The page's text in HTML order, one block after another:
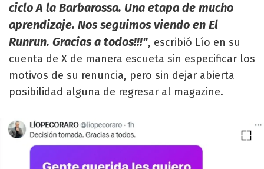
ciclo A la Barbarossa. Una etapa de mucho
aprendizaje. Nos seguimos viendo en El
Runrun. Gracias a todos!!!", escribió Lío en su
cuenta de X de manera escueta sin especificar los
motivos de su renuncia, pero sin dejar abierta
posibilidad alguna de regresar al magazine.